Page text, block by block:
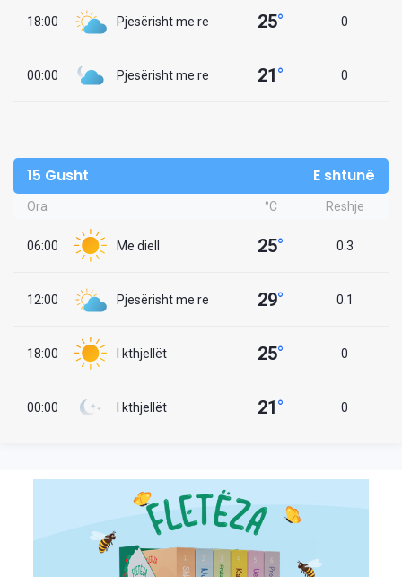
18:00 Pjesërisht me re 25° 0
00:00 Pjesërisht me re 21° 0
15 Gusht E shtunë
Ora °C Reshje
06:00 Me diell 25° 0.3
12:00 Pjesërisht me re 29° 0.1
18:00 I kthjellët 25° 0
00:00 I kthjellët 21° 0